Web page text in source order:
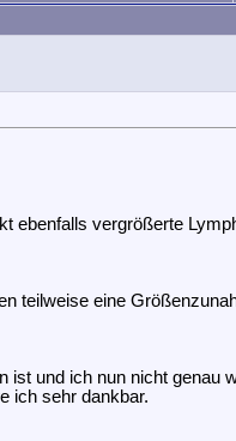
ebenfalls vergrößerte
teilweise eine
ist und ich nun nicht genau
ich sehr dankbar.